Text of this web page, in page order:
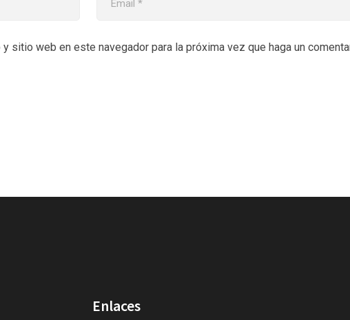
sitio web en este navegador para la próxima vez que haga un
Enlaces